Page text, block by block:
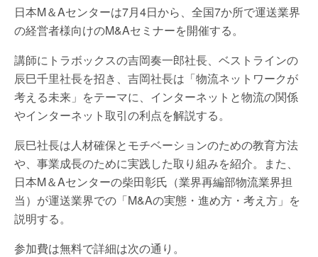
日本M＆Aセンターは7月4日から、全国7か所で運送業界
の経営者様向けのM&Aセミナーを開催する。
講師にトラボックスの吉岡奏一郎社長、ベストラインの
辰巳千里社長を招き、吉岡社長は「物流ネットワークが
考える未来」をテーマに、インターネットと物流の関係
やインターネット取引の利点を解説する。
辰巳社長は人材確保とモチベーションのための教育方法
や、事業成長のために実践した取り組みを紹介。また、
日本M＆Aセンターの柴田彰氏（業界再編部物流業界担
当）が運送業界での「M&Aの実態・進め方・考え方」を
説明する。
参加費は無料で詳細は次の通り。